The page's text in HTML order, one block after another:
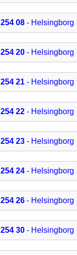
254 08 - Helsingborg
254 20 - Helsingborg
254 21 - Helsingborg
254 22 - Helsingborg
254 23 - Helsingborg
254 24 - Helsingborg
254 26 - Helsingborg
254 30 - Helsingborg